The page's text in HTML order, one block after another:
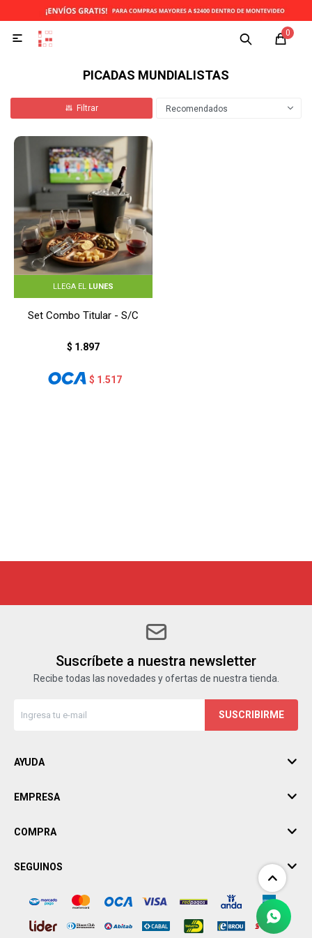
0

PICADAS MUNDIALISTAS
Recomendados
LLEGA EL LUNES
Set Combo Titular - S/C
$ 1.897
$ 1.517
Suscríbete a nuestra newsletter
Recibe todas las novedades y ofertas de nuestra tienda.
SUSCRIBIRME
AYUDA
EMPRESA
COMPRA
SEGUINOS